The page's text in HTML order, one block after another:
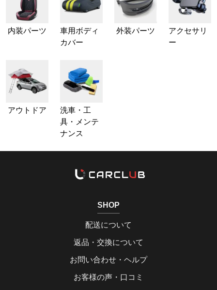
内装パーツ
車用ボディ
カバー
外装パーツ
アクセサリ
ー
アウトドア
洗車・工
具・メンテ
ナンス
SHOP
配送について
返品・交換について
お問い合わせ・ヘルプ
お客様の声・口コミ